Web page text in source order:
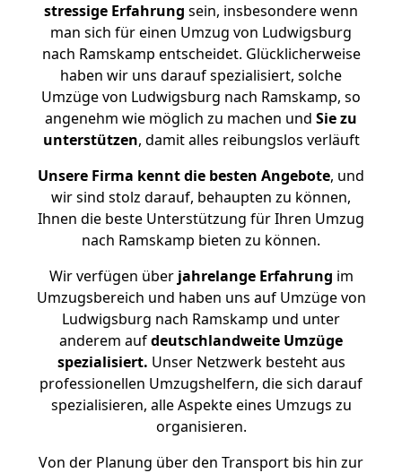
stressige Erfahrung sein, insbesondere wenn
man sich für einen Umzug von Ludwigsburg
nach Ramskamp entscheidet. Glücklicherweise
haben wir uns darauf spezialisiert, solche
Umzüge von Ludwigsburg nach Ramskamp, so
angenehm wie möglich zu machen und Sie zu
unterstützen, damit alles reibungslos verläuft
Unsere Firma kennt die besten Angebote, und
wir sind stolz darauf, behaupten zu können,
Ihnen die beste Unterstützung für Ihren Umzug
nach Ramskamp bieten zu können.
Wir verfügen überjahrelange Erfahrung im
Umzugsbereich und haben uns auf Umzüge von
Ludwigsburg nach Ramskamp und unter
anderem aufdeutschlandweite Umzüge
spezialisiert. Unser Netzwerk besteht aus
professionellen Umzugshelfern, die sich darauf
spezialisieren, alle Aspekte eines Umzugs zu
organisieren.
Von der Planung über den Transport bis hin zur